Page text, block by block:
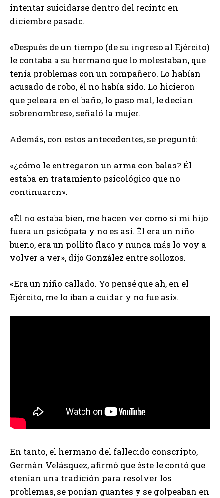
intentar suicidarse dentro del recinto en
diciembre pasado.
«Después de un tiempo (de su ingreso al Ejército)
le contaba a su hermano que lo molestaban, que
tenía problemas con un compañero. Lo habían
acusado de robo, él no había sido. Lo hicieron
que peleara en el baño, lo paso mal, le decían
sobrenombres», señaló la mujer.
Además, con estos antecedentes, se preguntó:
«¿cómo le entregaron un arma con balas? Él
estaba en tratamiento psicológico que no
continuaron».
«Él no estaba bien, me hacen ver como si mi hijo
fuera un psicópata y no es así. Él era un niño
bueno, era un pollito flaco y nunca más lo voy a
volver a ver», dijo González entre sollozos.
«Era un niño callado. Yo pensé que ah, en el
Ejército, me lo iban a cuidar y no fue así».
En tanto, el hermano del fallecido conscripto,
Germán Velásquez, afirmó que éste le contó que
«tenían una tradición para resolver los
problemas, se ponían guantes y se golpeaban en